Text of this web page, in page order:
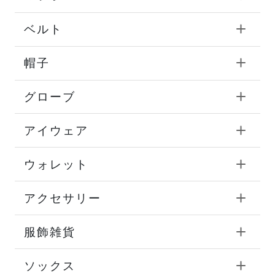
ベルト
帽子
グローブ
アイウェア
ウォレット
アクセサリー
服飾雑貨
ソックス